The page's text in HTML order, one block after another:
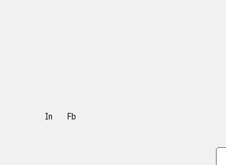
In Fb